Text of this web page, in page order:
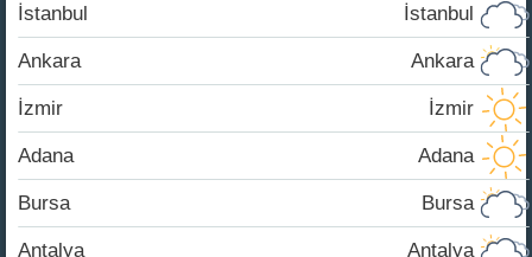
İstanbul İstanbul
Ankara Ankara
İzmir İzmir
Adana Adana
Bursa Bursa
Antalya Antalya